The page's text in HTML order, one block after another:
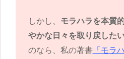
しかし、 モラハラを本質
やかな日々を取り戻した
のなら、私の著書「モラ